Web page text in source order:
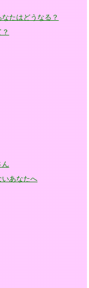
たはどうなる？
ん
いあなたへ